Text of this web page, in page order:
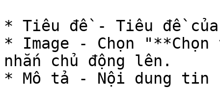
* Tiêu đề - Tiêu đề
* Image - Chọn
nhắn chủ động lên.
* Mô tả - Nội dung tin